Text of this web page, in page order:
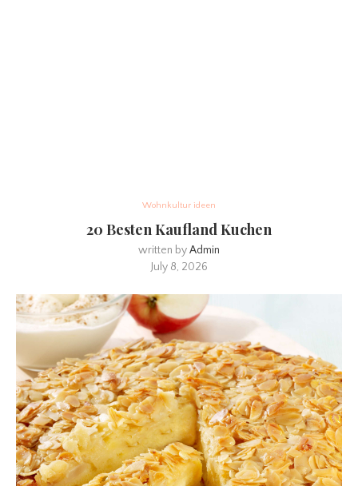
Wohnkultur ideen
20 Besten Kaufland Kuchen
written byAdmin
July 8, 2026